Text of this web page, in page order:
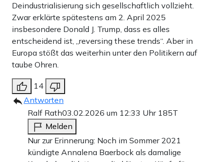
Deindustrialisierung sich gesellschaftlich vollzieht.
Zwar erklärte spätestens am 2. April 2025
insbesondere Donald J. Trump, dass es alles
entscheidend ist, „reversing these trends“. Aber in
Europa stößt das weiterhin unter den Politikern auf
taube Ohren.
14
Antworten
Ralf Rath03.02.2026 um 12:33 Uhr 185T
Melden
Nur zur Erinnerung: Noch im Sommer 2021
kündigte Annalena Baerbock als damalige